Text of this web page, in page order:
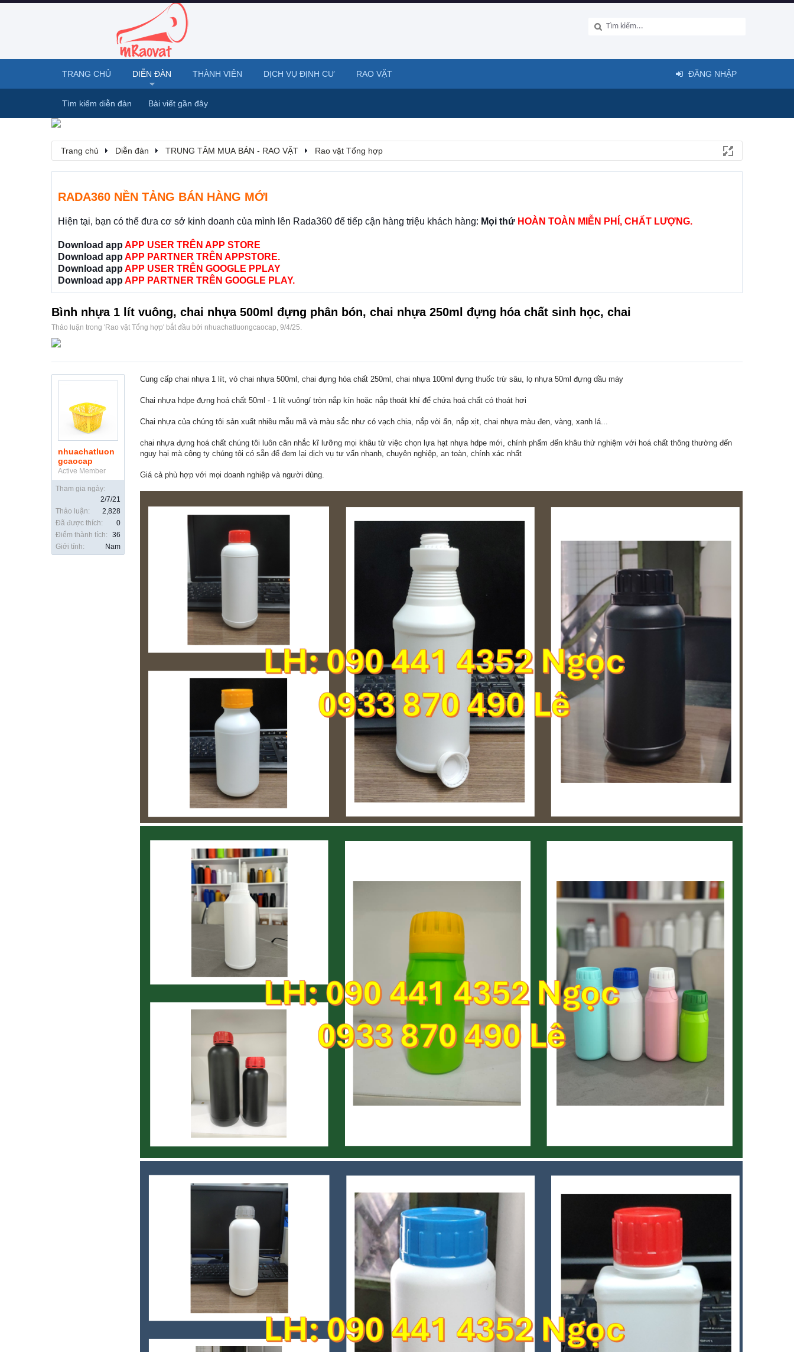
Trang chủ Diễn đàn TRUNG TÂM MUA BÁN - RAO VẶT Rao vặt Tổng hợp
RADA360 NỀN TẢNG BÁN HÀNG MỚI
Hiện tại, bạn có thể đưa cơ sở kinh doanh của mình lên Rada360 để tiếp cận hàng triệu khách hàng: Mọi thứ HOÀN TOÀN MIỄN PHÍ, CHẤT LƯỢNG.
Download app APP USER TRÊN APP STORE
Download app APP PARTNER TRÊN APPSTORE.
Download app APP USER TRÊN GOOGLE PPLAY
Download app APP PARTNER TRÊN GOOGLE PLAY.
Bình nhựa 1 lít vuông, chai nhựa 500ml đựng phân bón, chai nhựa 250ml đựng hóa chất sinh học, chai
Thảo luận trong 'Rao vặt Tổng hợp' bắt đầu bởi nhuachatluongcaocap, 9/4/25.
nhuachatluon
gcaocap
Active Member
Tham gia ngày:
2/7/21
Thảo luận:
2,828
Đã được thích:
0
Điểm thành tích:
36
Giới tính:
Nam
Cung cấp chai nhựa 1 lít, vỏ chai nhựa 500ml, chai đựng hóa chất 250ml, chai nhựa 100ml đựng thuốc trừ sâu, lọ nhựa 50ml đựng dầu máy
Chai nhựa hdpe đựng hoá chất 50ml - 1 lít vuông/ tròn nắp kín hoặc nắp thoát khí để chứa hoá chất có thoát hơi
Chai nhựa của chúng tôi sản xuất nhiều mẫu mã và màu sắc như có vạch chia, nắp vòi ấn, nắp xịt, chai nhựa màu đen, vàng, xanh lá...
chai nhựa đựng hoá chất chúng tôi luôn cân nhắc kĩ lưỡng mọi khâu từ việc chọn lựa hạt nhựa hdpe mới, chính phẩm đến khâu thử nghiệm với hoá chất thông thường đến
nguy hại mà công ty chúng tôi có sẵn để đem lại dịch vụ tư vấn nhanh, chuyên nghiệp, an toàn, chính xác nhất
Giá cả phù hợp với mọi doanh nghiệp và người dùng.
TRANG CHỦ DIỄN ĐÀN
Tìm kiếm diễn đàn Bài viết gần đây
THÀNH VIÊN DỊCH VỤ ĐỊNH CƯ RAO VẶT ĐĂNG NHẬP